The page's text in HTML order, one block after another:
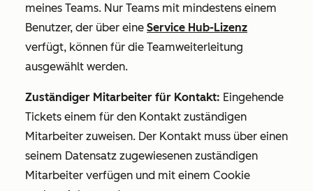
meines Teams. Nur Teams mit mindestens einem
Benutzer, der über eine Service Hub-Lizenz
verfügt, können für die Teamweiterleitung
ausgewählt werden.
Zuständiger Mitarbeiter für Kontakt: Eingehende
Tickets einem für den Kontakt zuständigen
Mitarbeiter zuweisen. Der Kontakt muss über einen
seinem Datensatz zugewiesenen zuständigen
Mitarbeiter verfügen und mit einem Cookie